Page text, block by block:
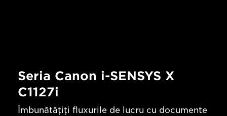
Seria Canon i-SENSYS X
C1127i
Îmbunătăţiţi fluxurile de lucru cu documente